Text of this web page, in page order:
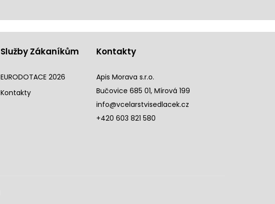
Služby Zákaníkům
EURODOTACE 2026
Kontakty
Kontakty
Apis Morava s.r.o.
Bučovice 685 01, Mírová 199
info@vcelarstvisedlacek.cz
+420 603 821 580